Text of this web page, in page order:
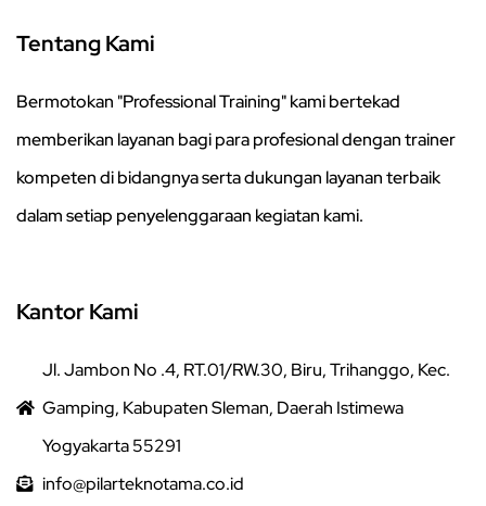
Tentang Kami
Bermotokan "Professional Training" kami bertekad
memberikan layanan bagi para profesional dengan trainer
kompeten di bidangnya serta dukungan layanan terbaik
dalam setiap penyelenggaraan kegiatan kami.
Kantor Kami
Jl. Jambon No .4, RT.01/RW.30, Biru, Trihanggo, Kec.
Gamping, Kabupaten Sleman, Daerah Istimewa
Yogyakarta 55291
info@pilarteknotama.co.id